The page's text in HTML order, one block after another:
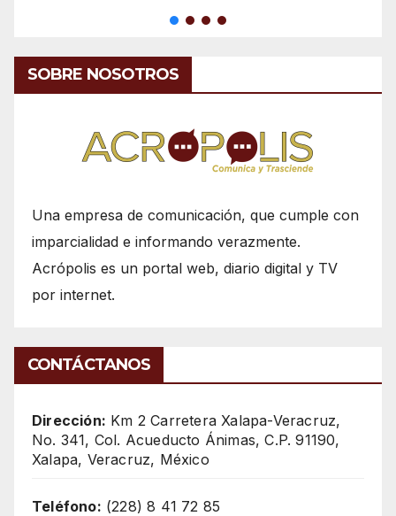
SOBRE NOSOTROS
Una empresa de comunicación, que cumple con
imparcialidad e informando verazmente.
Acrópolis es un portal web, diario digital y TV
por internet.
CONTÁCTANOS
Dirección: Km 2 Carretera Xalapa-Veracruz,
No. 341, Col. Acueducto Ánimas, C.P. 91190,
Xalapa, Veracruz, México
Teléfono: (228) 8 41 72 85